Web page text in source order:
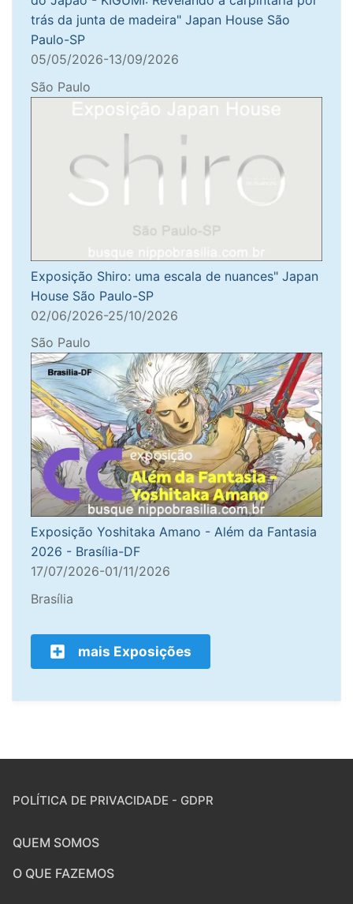
trás da junta de madeira" Japan House São
Paulo-SP
05/05/2026-13/09/2026
São Paulo
Exposição Shiro: uma escala de nuances" Japan
House São Paulo-SP
02/06/2026-25/10/2026
São Paulo
Exposição Yoshitaka Amano - Além da Fantasia
2026 - Brasília-DF
17/07/2026-01/11/2026
Brasília
mais Exposições
POLÍTICA DE PRIVACIDADE - GDPR
QUEM SOMOS
O QUE FAZEMOS